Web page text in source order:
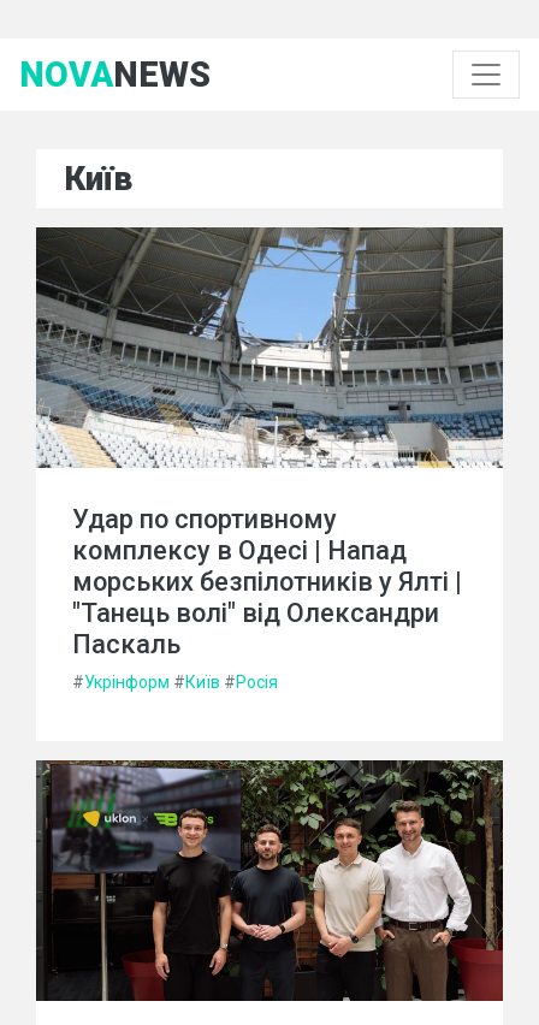
NOVANEWS
Київ
Удар по спортивному
комплексу в Одесі | Напад
морських безпілотників у Ялті |
"Танець волі" від Олександри
Паскаль
#Укрінформ #Київ #Росія